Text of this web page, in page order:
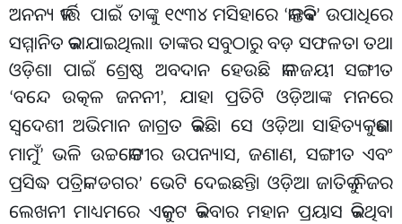
ଅନନ୍ୟ କୀର୍ତ୍ତି ପାଇଁ ତାଙ୍କୁ ୧୯୩୪ ମସିହାରେ ‘କାନ୍ତକବି’ ଉପାଧିରେ
ସମ୍ମାନିତ କରାଯାଇଥିଲା। ତାଙ୍କର ସବୁଠାରୁ ବଡ଼ ସଫଳତା ତଥା
ଓଡ଼ିଶା ପାଇଁ ଶ୍ରେଷ୍ଠ ଅବଦାନ ହେଉଛି କାଳଜୟୀ ସଙ୍ଗୀତ
‘ବନ୍ଦେ ଉତ୍କଳ ଜନନୀ’, ଯାହା ପ୍ରତିଟି ଓଡ଼ିଆଙ୍କ ମନରେ
ସ୍ବଦେଶୀ ଅଭିମାନ ଜାଗ୍ରତ କରିଛି। ସେ ଓଡ଼ିଆ ସାହିତ୍ୟକୁ‘କଣା
ମାମୁଁ’ଭଳି ଉଚ୍ଚକୋଟୀର ଉପନ୍ୟାସ, ଜଣାଣ, ସଙ୍ଗୀତ ଏବଂ
ପ୍ରସିଦ୍ଧ ପତ୍ରିକା‘ଡଗର’ ଭେଟି ଦେଇଛନ୍ତି। ଓଡ଼ିଆ ଜାତିକୁ ନିଜର
ଲେଖନୀ ମାଧ୍ୟମରେ ଏକଜୁଟ କରିବାର ମହାନ ପ୍ରୟାସ କରିଥିବା